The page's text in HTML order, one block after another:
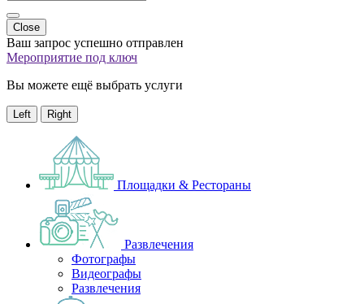
Close
Ваш запрос успешно отправлен
Мероприятие под ключ
Вы можете ещё выбрать услуги
Left Right
Площадки & Рестораны
Развлечения
Фотографы
Видеографы
Развлечения